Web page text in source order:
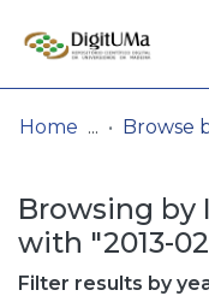
& Collections
Browse repository
Log
In(current)
Home Browse
Browsing by
with "2013-
Filter results by